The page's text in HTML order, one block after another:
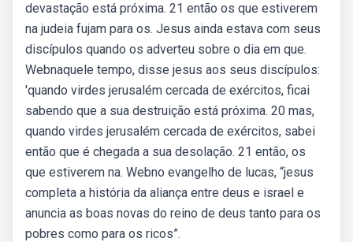
devastação está próxima. 21 então os que estiverem
na judeia fujam para os. Jesus ainda estava com seus
discípulos quando os adverteu sobre o dia em que.
Webnaquele tempo, disse jesus aos seus discípulos:
'quando virdes jerusalém cercada de exércitos, ficai
sabendo que a sua destruição está próxima. 20 mas,
quando virdes jerusalém cercada de exércitos, sabei
então que é chegada a sua desolação. 21 então, os
que estiverem na. Webno evangelho de lucas, “jesus
completa a história da aliança entre deus e israel e
anuncia as boas novas do reino de deus tanto para os
pobres como para os ricos”.